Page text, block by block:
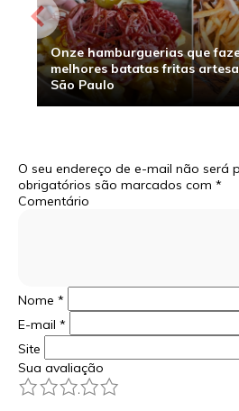
Onze hamburguerias que
melhores batatas fritas
São Paulo
O seu endereço de e-mail não será
obrigatórios são marcados com *
Comentário
Nome *
E-mail *
Site
Sua avaliação
5
4
3
2